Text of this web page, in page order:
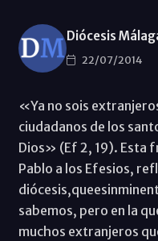
Diócesis
22/07/2014
«Ya no sois
ciudadanos de los
Dios» (Ef 2, 19). Esta
Pablo a los Efesios,
sabemos, pero en la
muchos extranjeros